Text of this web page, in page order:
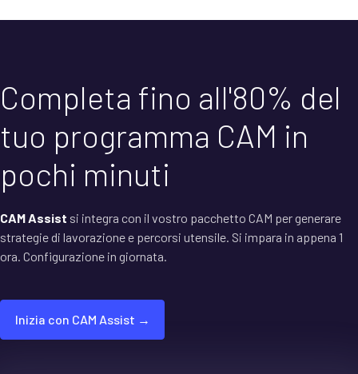
Completa fino all'80% del
tuo programma CAM in
pochi minuti
CAM Assist si integra con il vostro pacchetto CAM per generare
strategie di lavorazione e percorsi utensile. Si impara in appena 1
ora. Configurazione in giornata.
Inizia con CAM Assist →